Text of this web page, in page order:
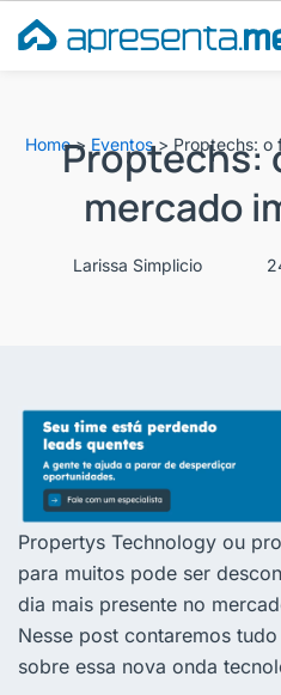
para
Home> Eventos> Proptechs: o
Proptechs:
mercado
Larissa Simplicio
Propertys Technology ou
para muitos pode ser
dia mais presente no
Nesse post contaremos
sobre essa nova onda